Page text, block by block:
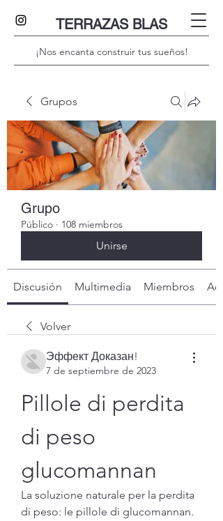
TERRAZAS BLAS
¡Nos encanta construir tus sueños!
Grupos
Grupo
Público · 108 miembros
Unirse
Discusión Multimedia Miembros
Volver
Эффект Доказан!
7 de septiembre de 2023
Pillole di perdita
di peso
glucomannan
La soluzione naturale per la perdita
di peso: le pillole di glucomannan.